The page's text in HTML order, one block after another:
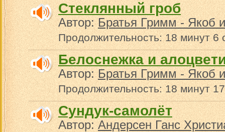
Стеклянный гроб
Автор:Братья Гримм - Якоб
Продолжительность: 18 минут 6
Белоснежка и
Автор:Братья Гримм - Якоб
Продолжительность: 18 минут
Сундук-самолёт
Автор:Андерсен Ганс